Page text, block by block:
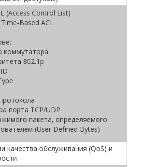
(Access Control List)
Based ACL
коммутатора
802.1p
порта TCP/UDP
пакета, определяемого
(User Defined Bytes)
качества обслуживания (QoS) и